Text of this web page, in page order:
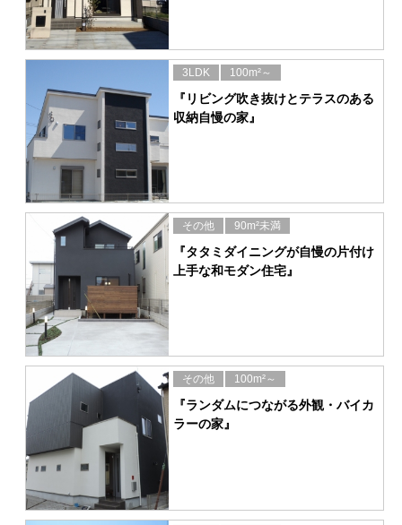
3LDK 100m²～
『リビング吹き抜けとテラスのある
収納自慢の家』
その他 90m²未満
『タタミダイニングが自慢の片付け
上手な和モダン住宅』
その他 100m²～
『ランダムにつながる外観・バイカ
ラーの家』